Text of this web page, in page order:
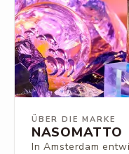
ÜBER DIE MARKE
NASOMATTO
In Amsterdam